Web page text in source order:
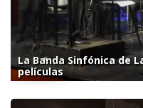
La Banda Sinfónica de
películas